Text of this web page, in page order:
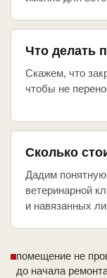
Что делать
Скажем, что
чтобы не
Сколько
Дадим
ветеринарной
и навязанных
помещение не
до начала